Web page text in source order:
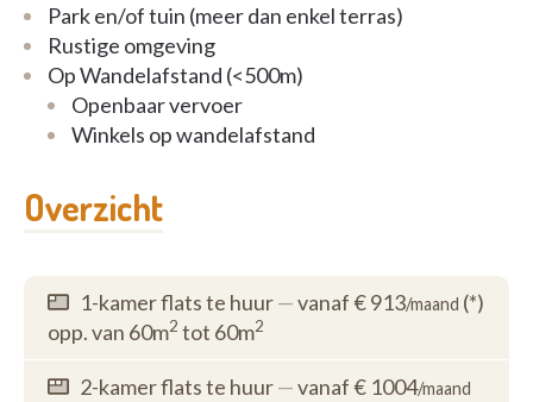
Park en/of tuin (meer dan enkel terras)
Rustige omgeving
Op Wandelafstand (<500m)
Openbaar vervoer
Winkels op wandelafstand
Overzicht
1-kamer flats te huur—vanaf € 913/maand (*)
opp. van 60m2 tot 60m2
2-kamer flats te huur—vanaf € 1004/maand